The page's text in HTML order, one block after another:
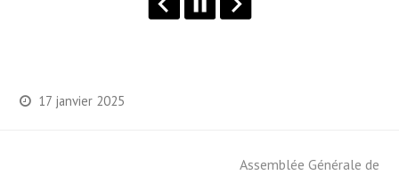
17 janvier 2025
next
Assemblée Générale de